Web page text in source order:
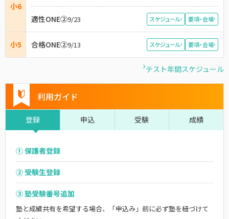
小6
適性ONE②9/23 スケジュール 要項・会場
小5 合格ONE②9/13 スケジュール 要項・会場
テスト年間スケジュール
利用ガイド
登録 申込 受験 成績
① 保護者登録
② 受験生登録
③ 塾受験番号追加
塾と成績共有を希望する場合、「申込み」前に必ず塾を紐づけて